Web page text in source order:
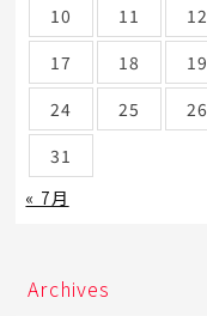
10 11 12
17
18 19
24
25 26
31
« 7月
Archives